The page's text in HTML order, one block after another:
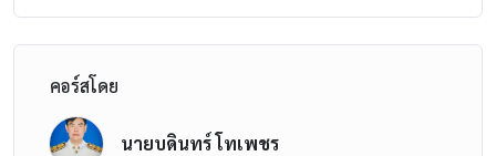
คอร์สโดย
นายบดินทร์ โทเพชร